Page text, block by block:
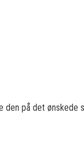
på det ønskede